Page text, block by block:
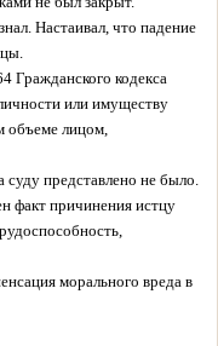
Наcтаивал, что падение
Гражданского кодекса
или имуществу
объеме лицом,
суду представлено не было.
факт причинения истцу
морального вреда в